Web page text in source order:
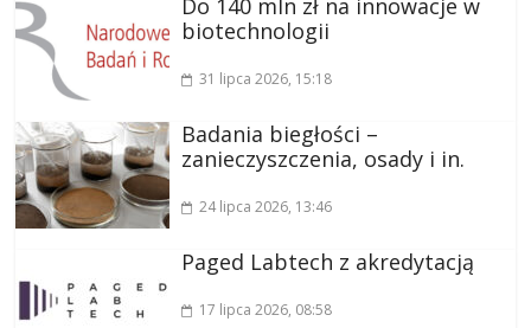
biotechnologii
31 lipca 2026, 15:18
Badania biegłości –
zanieczyszczenia, osady i in.
24 lipca 2026, 13:46
Paged Labtech z akredytacją
17 lipca 2026, 08:58